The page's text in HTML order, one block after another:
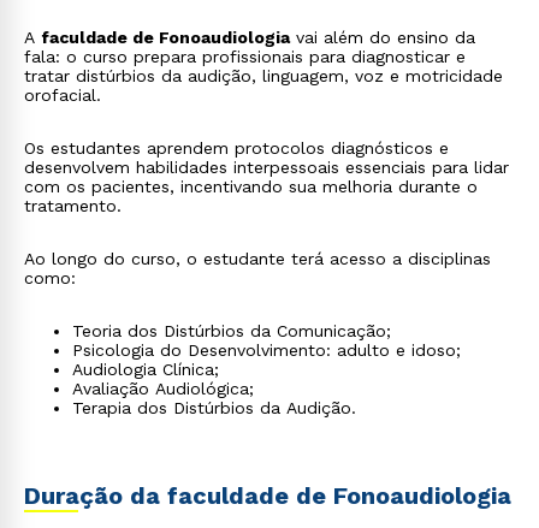
A faculdade de Fonoaudiologiavai além do ensino da
fala: o curso prepara profissionais para diagnosticar e
tratar distúrbios da audição, linguagem, voz e motricidade
orofacial.
Os estudantes aprendem protocolos diagnósticos e
desenvolvem habilidades interpessoais essenciais para lidar
com os pacientes, incentivando sua melhoria durante o
tratamento.
Ao longo do curso, o estudante terá acesso a disciplinas
como:
Teoria dos Distúrbios da Comunicação;
Psicologia do Desenvolvimento: adulto e idoso;
Audiologia Clínica;
Avaliação Audiológica;
Terapia dos Distúrbios da Audição.
Duração da faculdade de Fonoaudiologia